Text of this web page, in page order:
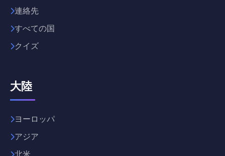
連絡先
すべての国
クイズ
大陸
ヨーロッパ
アジア